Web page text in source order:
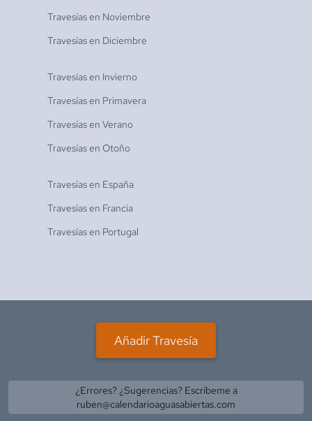
Travesías en Noviembre
Travesías en Diciembre
Travesías en Invierno
Travesías en Primavera
Travesías en Verano
Travesías en Otoño
Travesías en España
Travesías en Francia
Travesías en Portugal
Añadir Travesía
¿Errores? ¿Sugerencias? Escríbeme a
ruben@calendarioaguasabiertas.com